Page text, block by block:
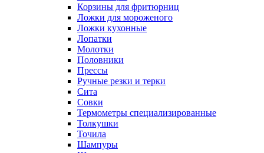
Корзины для фритюрниц
Ложки для мороженого
Ложки кухонные
Лопатки
Молотки
Половники
Прессы
Ручные резки и терки
Сита
Совки
Термометры специализированные
Толкушки
Точила
Шампуры